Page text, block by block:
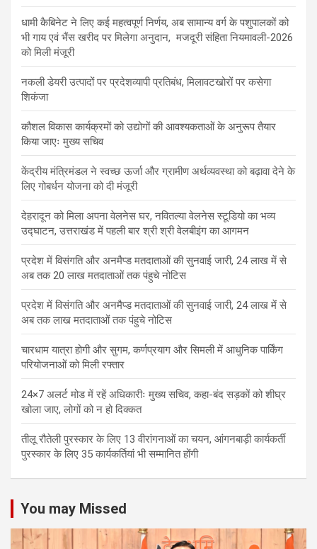
धामी कैबिनेट ने लिए कई महत्वपूर्ण निर्णय, अब सामान्य वर्ग के पशुपालकों को
भी गाय एवं भैंस खरीद पर मिलेगा अनुदान, मजदूरी संहिता नियमावली-2026
को मिली मंजूरी
नकली डेयरी उत्पादों पर प्रदेशव्यापी प्रतिबंध, मिलावटखोरों पर कसेगा
शिकंजा
कौशल विकास कार्यक्रमों को उद्योगों की आवश्यकताओं के अनुरूप तैयार
किया जाएः मुख्य सचिव
केंद्रीय मंत्रिमंडल ने स्वच्छ ऊर्जा और ग्रामीण अर्थव्यवस्था को बढ़ावा देने के
लिए गोबर्धन योजना को दी मंजूरी
देहरादून को मिला अपना वेलनेस घर, नवितल्या वेलनेस स्टूडियो का भव्य
उद्घाटन, उत्तराखंड में पहली बार श्री श्री वेलबीइंग का आगमन
प्रदेश में विसंगति और अनमैप्ड मतदाताओं की सुनवाई जारी, 24 लाख में से
अब तक 20 लाख मतदाताओं तक पंहुचे नोटिस
प्रदेश में विसंगति और अनमैप्ड मतदाताओं की सुनवाई जारी, 24 लाख में से
अब तक लाख मतदाताओं तक पंहुचे नोटिस
चारधाम यात्रा होगी और सुगम, कर्णप्रयाग और सिमली में आधुनिक पार्किंग
परियोजनाओं को मिली रफ्तार
24×7 अलर्ट मोड में रहें अधिकारीः मुख्य सचिव, कहा-बंद सड़कों को शीघ्र
खोला जाए, लोगों को न हो दिक्कत
तीलू रौतेली पुरस्कार के लिए 13 वीरांगनाओं का चयन, आंगनबाड़ी कार्यकर्ती
पुरस्कार के लिए 35 कार्यकर्तियां भी सम्मानित होंगी
You may Missed